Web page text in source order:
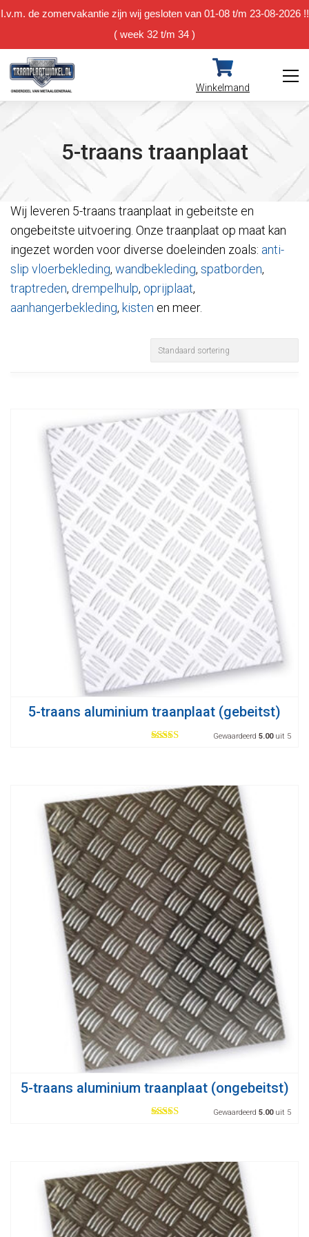
I.v.m. de zomervakantie zijn wij gesloten van 01-08 t/m 23-08-2026 !!
( week 32 t/m 34 )
Winkelmand
5-traans traanplaat
Wij leveren 5-traans traanplaat in gebeitste en
ongebeitste uitvoering. Onze traanplaat op maat kan
ingezet worden voor diverse doeleinden zoals: anti-
slip vloerbekleding, wandbekleding, spatborden,
traptreden, drempelhulp, oprijplaat,
aanhangerbekleding, kisten en meer.
5-traans aluminium traanplaat (gebeitst)
Gewaardeerd 5.00uit 5
5-traans aluminium traanplaat (ongebeitst)
Gewaardeerd 5.00uit 5